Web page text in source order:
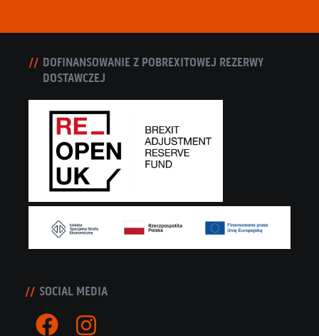
DOFINANSOWANIE Z POBREXITOWEJ REZERWY
DOSTAWCZEJ
SOCIAL MEDIA